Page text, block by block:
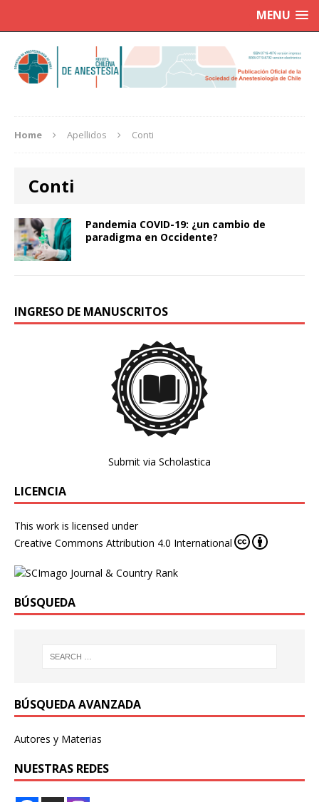
MENU
Home Apellidos Conti
Conti
Pandemia COVID-19: ¿un cambio de
paradigma en Occidente?
INGRESO DE MANUSCRITOS
Submit via Scholastica
LICENCIA
This work is licensed under
Creative Commons Attribution 4.0 International
BÚSQUEDA
BÚSQUEDA AVANZADA
Autores y Materias
NUESTRAS REDES